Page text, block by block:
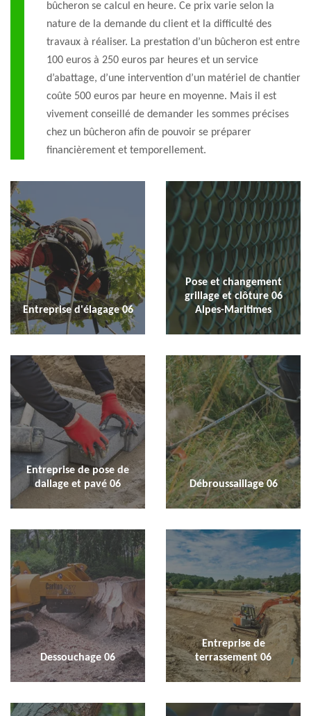
bûcheron se calcul en heure. Ce prix varie selon la
nature de la demande du client et la difficulté des
travaux à réaliser. La prestation d’un bûcheron est entre
100 euros à 250 euros par heures et un service
d’abattage, d’une intervention d’un matériel de chantier
coûte 500 euros par heure en moyenne. Mais il est
vivement conseillé de demander les sommes précises
chez un bûcheron afin de pouvoir se préparer
financièrement et temporellement.
Entreprise d'élagage 06
Pose et changement
grillage et clôture 06
Alpes-Maritimes
Entreprise de pose de
dallage et pavé 06
Débroussaillage 06
Dessouchage 06
Entreprise de
terrassement 06